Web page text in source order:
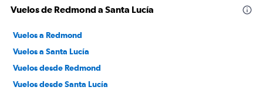
Vuelos de Redmond a Santa Lucía
Vuelos a Redmond
Vuelos a Santa Lucía
Vuelos desde Redmond
Vuelos desde Santa Lucía